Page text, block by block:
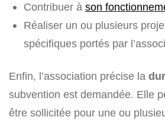
Contribuer à son
Réaliser un ou plusieurs
spécifiques portés par
Enfin, l’association précise la
subvention est demandée. Elle
être sollicitée pour une ou